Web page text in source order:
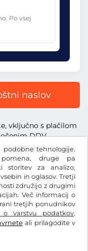
podobne tehnologije.
druge pa
storitev za analizo,
in oglasov. Tretji
združijo z drugimi
Več informacij o
tretjih ponudnikov
o varstvu podatkov.
ali prilagodite v
Po vsej
naslov
vključno s plačilom
DDV.